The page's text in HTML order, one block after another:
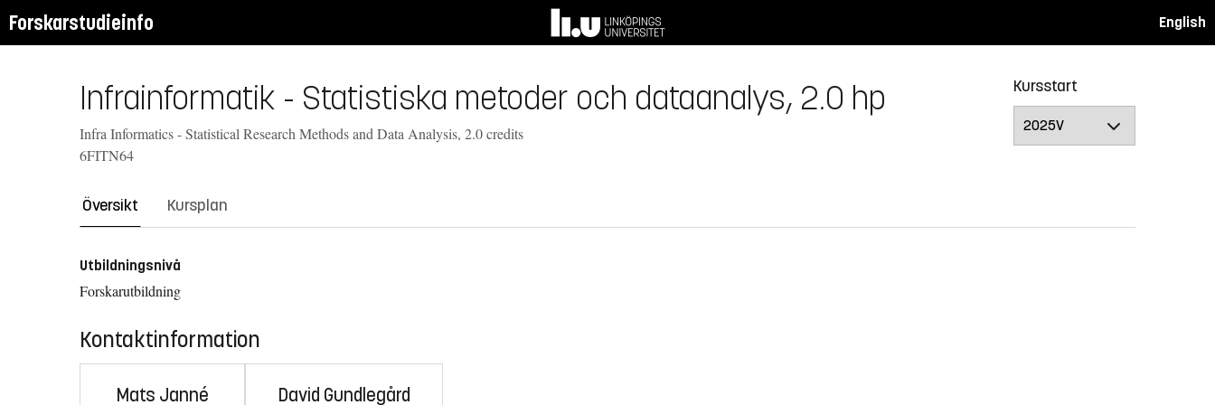
Forskarstudieinfo English
Infrainformatik - Statistiska metoder och dataanalys, 2.0 hp
Infra Informatics - Statistical Research Methods and Data Analysis, 2.0 credits
6FITN64
Kursstart
Översikt Kursplan
Utbildningsnivå
Forskarutbildning
Kontaktinformation
Mats Janné David Gundlegård